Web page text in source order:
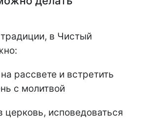
в Чистый
рассвете и встретить
с молитвой
церковь, исповедоваться